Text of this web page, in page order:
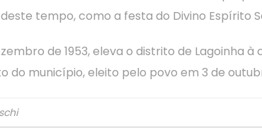
tempo, como a festa do Divino Espírito
de 1953, eleva o distrito de Lagoinha
do município, eleito pelo povo em 3 de